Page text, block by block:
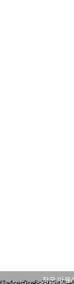
작은 마을